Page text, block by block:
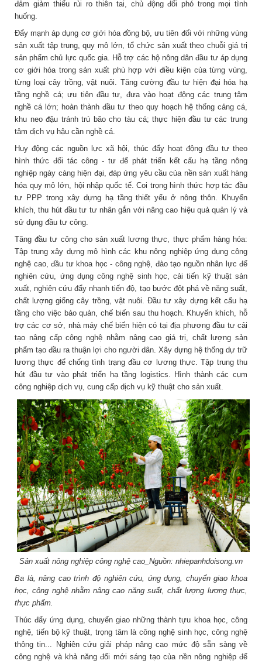
đảm giảm thiểu rủi ro thiên tai, chủ động đối phó trong mọi tình
huống.
Đẩy mạnh áp dụng cơ giới hóa đồng bộ, ưu tiên đối với những vùng
sản xuất tập trung, quy mô lớn, tổ chức sản xuất theo chuỗi giá trị
sản phẩm chủ lực quốc gia. Hỗ trợ các hộ nông dân đầu tư áp dụng
cơ giới hóa trong sản xuất phù hợp với điều kiện của từng vùng,
từng loại cây trồng, vật nuôi. Tăng cường đầu tư hiện đại hóa hạ
tầng nghề cá; ưu tiên đầu tư, đưa vào hoạt động các trung tâm
nghề cá lớn; hoàn thành đầu tư theo quy hoạch hệ thống cảng cá,
khu neo đậu tránh trú bão cho tàu cá; thực hiện đầu tư các trung
tâm dịch vụ hậu cần nghề cá.
Huy động các nguồn lực xã hội, thúc đẩy hoạt động đầu tư theo
hình thức đối tác công - tư để phát triển kết cấu hạ tầng nông
nghiệp ngày càng hiện đại, đáp ứng yêu cầu của nền sản xuất hàng
hóa quy mô lớn, hội nhập quốc tế. Coi trọng hình thức hợp tác đầu
tư PPP trong xây dựng hạ tầng thiết yếu ở nông thôn. Khuyến
khích, thu hút đầu tư tư nhân gắn với nâng cao hiệu quả quản lý và
sử dụng đầu tư công.
Tăng đầu tư công cho sản xuất lương thực, thực phẩm hàng hóa:
Tập trung xây dựng mô hình các khu nông nghiệp ứng dụng công
nghệ cao, đầu tư khoa học - công nghệ, đào tạo nguồn nhân lực để
nghiên cứu, ứng dụng công nghệ sinh học, cải tiến kỹ thuật sản
xuất, nghiên cứu đẩy nhanh tiến độ, tạo bước đột phá về năng suất,
chất lượng giống cây trồng, vật nuôi. Đầu tư xây dựng kết cấu hạ
tầng cho việc bảo quản, chế biến sau thu hoạch. Khuyến khích, hỗ
trợ các cơ sở, nhà máy chế biến hiện có tại địa phương đầu tư cải
tạo nâng cấp công nghệ nhằm nâng cao giá trị, chất lượng sản
phẩm tạo đầu ra thuận lợi cho người dân. Xây dựng hệ thống dự trữ
lương thực để chống tình trạng đầu cơ lương thực. Tập trung thu
hút đầu tư vào phát triển hạ tầng logistics. Hình thành các cụm
công nghiệp dịch vụ, cung cấp dịch vụ kỹ thuật cho sản xuất.
Sản xuất nông nghiệp công nghệ cao_Nguồn: nhiepanhdoisong.vn
Ba là, nâng cao trình độ nghiên cứu, ứng dụng, chuyển giao khoa
học, công nghệ nhằm nâng cao năng suất, chất lượng lương thực,
thực phẩm.
Thúc đẩy ứng dụng, chuyển giao những thành tựu khoa học, công
nghệ, tiến bộ kỹ thuật, trọng tâm là công nghệ sinh học, công nghệ
thông tin... Nghiên cứu giải pháp nâng cao mức độ sẵn sàng về
công nghệ và khả năng đổi mới sáng tạo của nền nông nghiệp để